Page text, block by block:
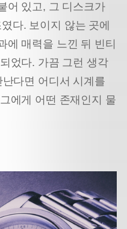
어 있고, 그 디스크가
다. 보이지 않는 곳에
에 매력을 느낀 뒤 빈티
었다. 가끔 그런 생각
다면 어디서 시계를
에게 어떤 존재인지 물